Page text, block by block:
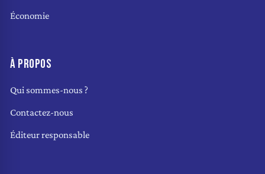
Économie
À PROPOS
Qui sommes-nous ?
Contactez-nous
Éditeur responsable